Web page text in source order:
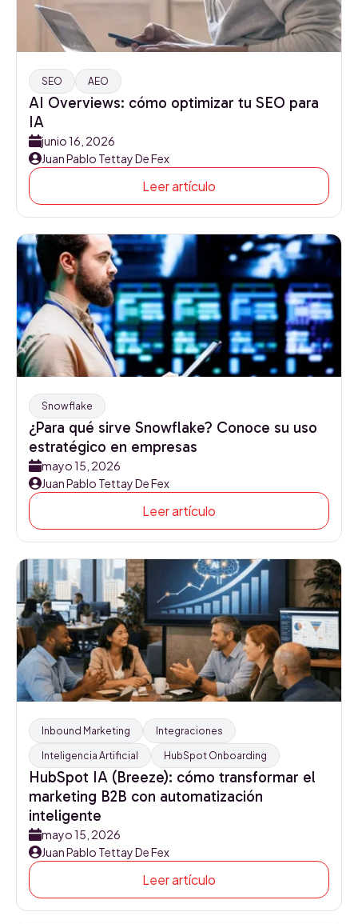
SEO AEO
AI Overviews: cómo optimizar tu SEO para
IA
junio 16, 2026
Juan Pablo Tettay De Fex
Leer artículo
Snowflake
¿Para qué sirve Snowflake? Conoce su uso
estratégico en empresas
mayo 15, 2026
Juan Pablo Tettay De Fex
Leer artículo
Inbound Marketing Integraciones
Inteligencia Artificial HubSpot Onboarding
HubSpot IA (Breeze): cómo transformar el
marketing B2B con automatización
inteligente
mayo 15, 2026
Juan Pablo Tettay De Fex
Leer artículo